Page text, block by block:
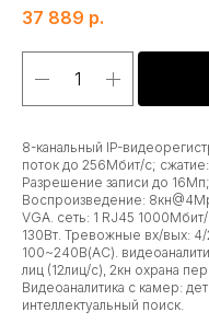
37 889 р.
8-канальный IP-
поток до 256Мбит/с;
Разрешение записи до 16Мп;
Воспроизведение:
VGA. cеть: 1 RJ45
130Вт. Тревожные вх/вых: 4/
100~240В(AC).
лиц (12лиц/с), 2кн охрана
Видеоаналитика с камер:
интеллектуальный поиск.